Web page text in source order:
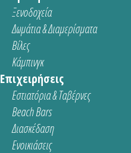
Ξενοδοχεία
Δωμάτια & Διαμερίσματα
Βίλες
Κάμπινγκ
Επιχειρήσεις
Εστιατόρια & Ταβέρνες
Beach Bars
Διασκέδαση
Ενοικιάσεις